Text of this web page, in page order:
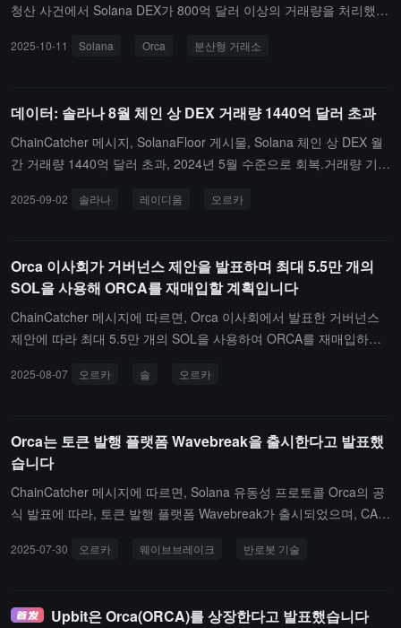
청산 사건에서 Solana DEX가 800억 달러 이상의 거래량을 처리했으
개의 Solana DEX의 24시간 거래량이 10억 달러를 돌파했습니다.
2025-10-11 Solana Orca 분산형 거래소
데이터: 솔라나 8월 체인 상 DEX 거래량 1440억 달러 초과
ChainCatcher 메시지, SolanaFloor 게시물, Solana 체인 상 DEX 월
간 거래량 1440억 달러 초과, 2024년 5월 수준으로 회복.거래량 기준
초과, Orca: 230억 달러 초과, HumidFi: 220억 달러 초과.
2025-09-02 솔라나 레이디움 오르카
Orca 이사회가 거버넌스 제안을 발표하며 최대 5.5만 개의
SOL을 사용해 ORCA를 재매입할 계획입니다
ChainCatcher 메시지에 따르면, Orca 이사회에서 발표한 거버넌스
제안에 따라 최대 5.5만 개의 SOL을 사용하여 ORCA를 재매입하고
냉각 기간 동안, ORCA 토큰 보유자는 반대 투표를 제출할 수 있습니
갑의 모든 SOL은 먼저 Orca 검증 노드에 스테이킹되며, 이후 필요할
때 정기적으로 인출하여 Orca 재매입 계획을 실행하는 데 사용됩니
다. 이 계획은 탈중앙화 거래소 또는 시장 조성자와 협력하여 진행되
며, 24개월 동안 진행되며, 일일 재매입량 한도는 ORCA 30일 평균
저장 및 용도: 재매입된 ORCA 토큰은 다중 서명 DAO 재무 지갑에
원에 사용할 계획입니다.· 재매입 계획의 위험 관리: 시장의 높은 변
2025-08-07 오르카 솔 오르카
Orca는 토큰 발행 플랫폼 Wavebreak을 출시한다고 발표했
습니다
ChainCatcher 메시지에 따르면, Solana 유동성 프로토콜 Orca의 공
식 발표에 따라, 토큰 발행 플랫폼 Wavebreak가 출시되었으며, CAP
를 차지하는 것을 방지합니다.Wavebreak는 독점적인 반 로봇 기술,
2025-07-30 오르카 웨이브브레이크 반로봇 기술
Upbit은 Orca(ORCA)를 상장한다고 발표했습니다